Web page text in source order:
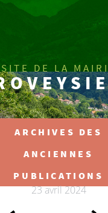
DE LA
ARCHIVES DES
ANCIENNES
PUBLICATIONS
23 avril 2024